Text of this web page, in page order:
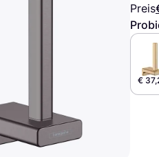
Bezahle in bis zu 30Preis
€